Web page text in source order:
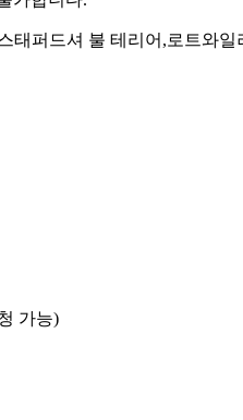
태퍼드셔 불 테리어,로트와
가능)